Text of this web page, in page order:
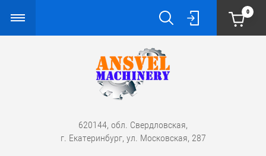
0
620144, обл. Свердловская,
г. Екатеринбург, ул. Московская, 287